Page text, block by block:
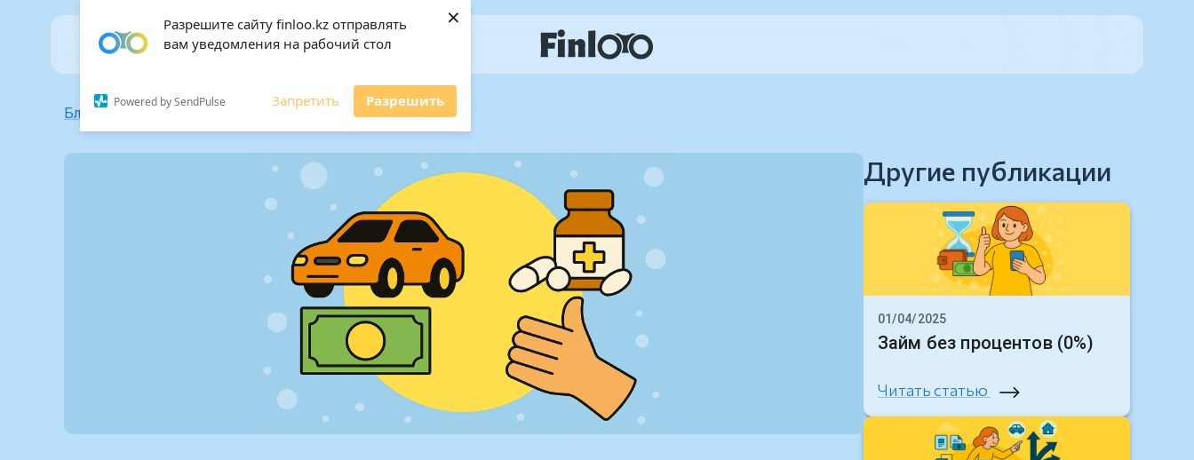
Разрешите сайту finloo.kz отправлять
вам уведомления на рабочий стол
Powered by SendPulse Запретить Разрешить
×
Блог / Срочный займ до зарплаты
Другие публикации
01/04/2025
Займ без процентов (0%)
Читать статью